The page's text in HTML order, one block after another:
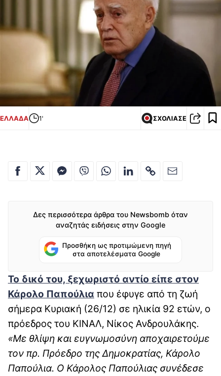
ΕΛΛΑΔΑ 1' ΣΧΟΛΙΑΣΕ
Δες περισσότερα άρθρα του Newsbomb όταν
αναζητάς ειδήσεις στην Google
Προσθήκη ως προτιμώμενη πηγή
στα αποτελέσματα Google
Το δικό του, ξεχωριστό αντίο είπε στον
Κάρολο Παπούλια που έφυγε από τη ζωή
σήμερα Κυριακή (26/12) σε ηλικία 92 ετών, ο
πρόεδρος του ΚΙΝΑΛ, Νίκος Ανδρουλάκης.
«Με θλίψη και ευγνωμοσύνη αποχαιρετούμε
τον πρ. Πρόεδρο της Δημοκρατίας, Κάρολο
Παπούλια. Ο Κάρολος Παπούλιας συνέδεσε